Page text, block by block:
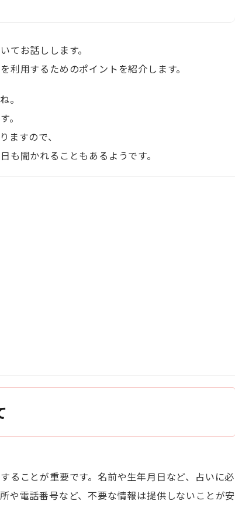
てお話しします。
利用するためのポイントを紹介します。
。
。
ますので、
も聞かれることもあるようです。
ることが重要です。名前や生年月日など、占いに必
や電話番号など、不要な情報は提供しないことが安